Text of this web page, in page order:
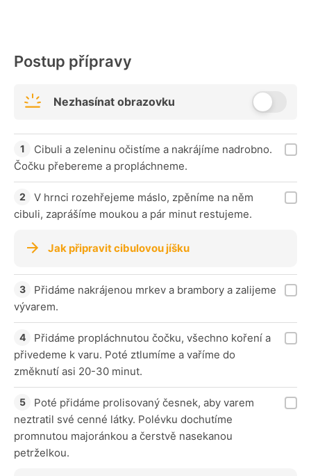
Postup přípravy
Nezhasínat obrazovku
Cibuli a zeleninu očistíme a nakrájíme nadrobno.
Čočku přebereme a propláchneme.
V hrnci rozehřejeme máslo, zpěníme na něm
cibuli, zaprášíme moukou a pár minut restujeme.
Jak připravit cibulovou jíšku
Přidáme nakrájenou mrkev a brambory a zalijeme
vývarem.
Přidáme propláchnutou čočku, všechno koření a
přivedeme k varu. Poté ztlumíme a vaříme do
změknutí asi 20-30 minut.
Poté přidáme prolisovaný česnek, aby varem
neztratil své cenné látky. Polévku dochutíme
promnutou majoránkou a čerstvě nasekanou
petrželkou.